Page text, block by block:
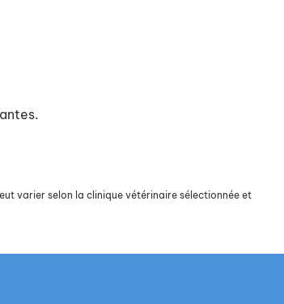
varier selon la clinique vétérinaire sélectionnée et